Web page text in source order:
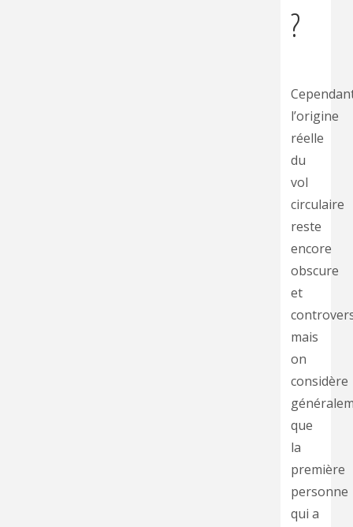
?
l’origine
réelle
du
vol
circulaire
reste
encore
obscure
et
mais
on
considère
que
la
première
personne
qui a